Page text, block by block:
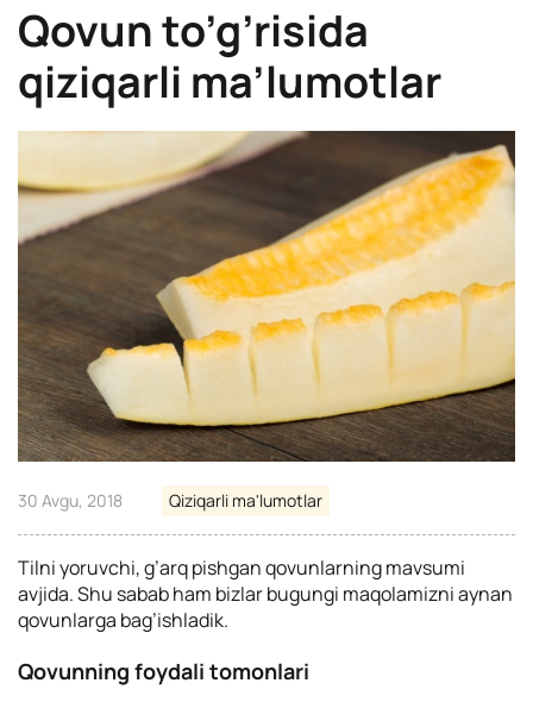
Qovun to’g’risida
qiziqarli ma’lumotlar
30 Avgu, 2018 Qiziqarli ma'lumotlar
Tilni yoruvchi, g’arq pishgan qovunlarning mavsumi
avjida. Shu sabab ham bizlar bugungi maqolamizni aynan
qovunlarga bag’ishladik.
Qovunning foydali tomonlari